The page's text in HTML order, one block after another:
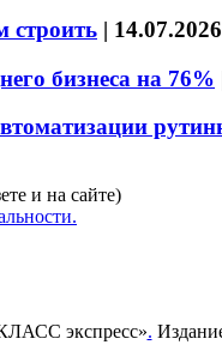
строить | 14.07.2026
бизнеса на 76%
и на сайте)
экспресс».